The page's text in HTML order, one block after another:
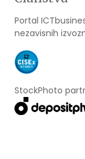
Portal
nezavisnih
StockPhoto